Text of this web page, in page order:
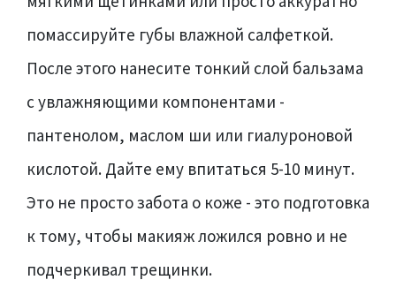
помассируйте губы влажной салфеткой.
После этого нанесите тонкий слой бальзама
с увлажняющими компонентами -
пантенолом, маслом ши или гиалуроновой
кислотой. Дайте ему впитаться 5-10 минут.
Это не просто забота о коже - это подготовка
к тому, чтобы макияж ложился ровно и не
подчеркивал трещинки.